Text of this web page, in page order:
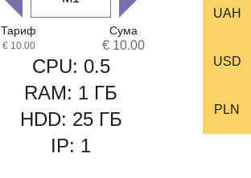
Тариф
€ 10.00
Сума
€ 10.00
CPU: 0.5
RAM: 1 ГБ
HDD: 25ГБ
IP: 1
UAH
USD
PLN